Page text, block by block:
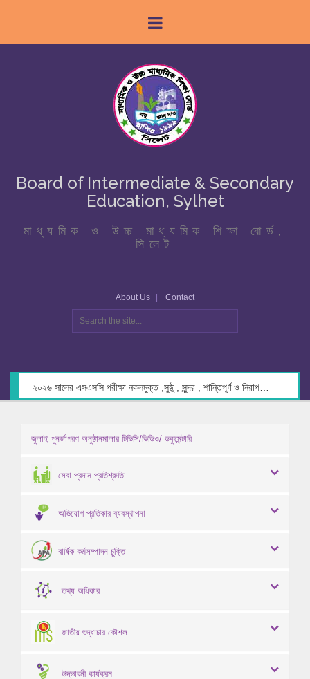
Board of Intermediate & Secondary
Education, Sylhet
মাধ্যমিক ও উচ্চ মাধ্যমিক শিক্ষা বোর্ড,
সিলেট
About Us Contact
জুলাই পুনর্জাগরণ অনুষ্ঠানমালার টিভিসি/ভিডিও/ ডকুমেন্টারি
সেবা প্রদান প্রতিশ্রুতি
অভিযোগ প্রতিকার ব্যবস্থাপনা
বার্ষিক কর্মসম্পাদন চুক্তি
তথ্য অধিকার
জাতীয় শুদ্ধাচার কৌশল
উদ্ভাবনী কার্যক্রম